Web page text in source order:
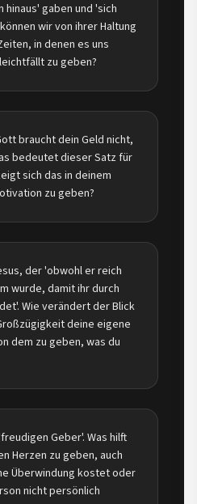
gaben und 'sich
wir von ihrer Haltung
in denen es uns
zu geben?
braucht dein Geld nicht,
bedeutet dieser Satz für
sich das in deinem
zu geben?
der 'obwohl er reich
wurde, damit ihr durch
Wie verändert der Blick
deine eigene
dem zu geben, was du
Geber'. Was hilft
Herzen zu geben, auch
Überwindung kostet oder
nicht persönlich